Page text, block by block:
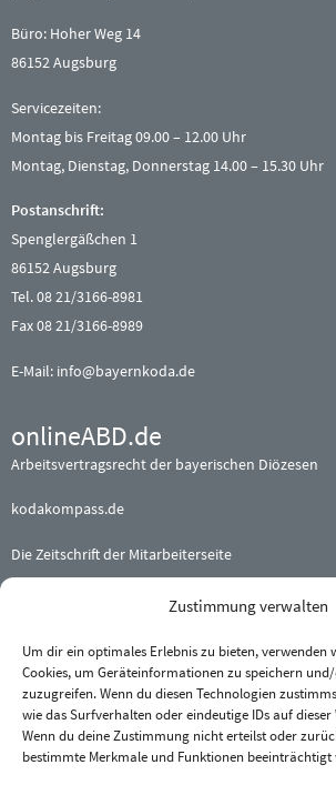
Zustimmung verwalten
Um dir ein optimales Erlebnis zu bieten, verwenden
Cookies, um Geräteinformationen zu speichern
zuzugreifen. Wenn du diesen Technologien
wie das Surfverhalten oder eindeutige IDs auf
Wenn du deine Zustimmung nicht erteilst oder
bestimmte Merkmale und Funktionen beeinträchtigt
Büro: Hoher Weg 14
86152 Augsburg
Servicezeiten:
Montag bis Freitag 09.00 – 12.00 Uhr
Montag, Dienstag, Donnerstag 14.00 – 15.30 Uhr
Postanschrift:
Spenglergäßchen 1
86152 Augsburg
Tel. 08 21/3166-8981
Fax 08 21/3166-8989
E-Mail: info@bayernkoda.de
onlineABD.de
Arbeitsvertragsrecht der bayerischen Diözesen
kodakompass.de
Die Zeitschrift der Mitarbeiterseite
Beteiligte (Erz-) Bistümer
Augsburg·Bamberg·Eichstätt
München und Freising·Passau
Regensburg· Würzburg